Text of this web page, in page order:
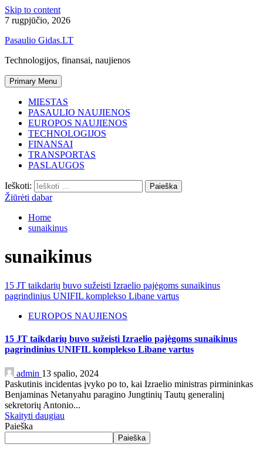
Skip to content
7 rugpjūčio, 2026
Pasaulio Gidas.LT
Technologijos, finansai, naujienos
Primary Menu
MIESTAS
PASAULIO NAUJIENOS
EUROPOS NAUJIENOS
TECHNOLOGIJOS
FINANSAI
TRANSPORTAS
PASLAUGOS
Ieškoti:
Žiūrėti dabar
Home
sunaikinus
sunaikinus
15 JT taikdarių buvo sužeisti Izraelio pajėgoms sunaikinus
pagrindinius UNIFIL komplekso Libane vartus
EUROPOS NAUJIENOS
15 JT taikdarių buvo sužeisti Izraelio pajėgoms sunaikinus
pagrindinius UNIFIL komplekso Libane vartus
admin 13 spalio, 2024
Paskutinis incidentas įvyko po to, kai Izraelio ministras pirmininkas
Benjaminas Netanyahu paragino Jungtinių Tautų generalinį
sekretorių Antonio...
Skaityti daugiau
Paieška
Paieška